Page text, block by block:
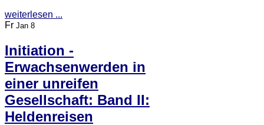
weiterlesen ...
Fr Jan 8
Initiation -
Erwachsenwerden in
einer unreifen
Gesellschaft: Band II:
Heldenreisen